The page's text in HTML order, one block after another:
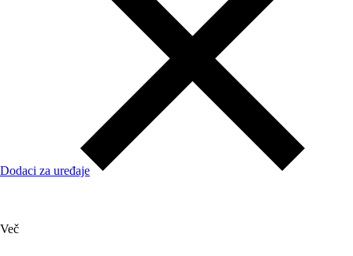
Dodaci za uređaje
Več